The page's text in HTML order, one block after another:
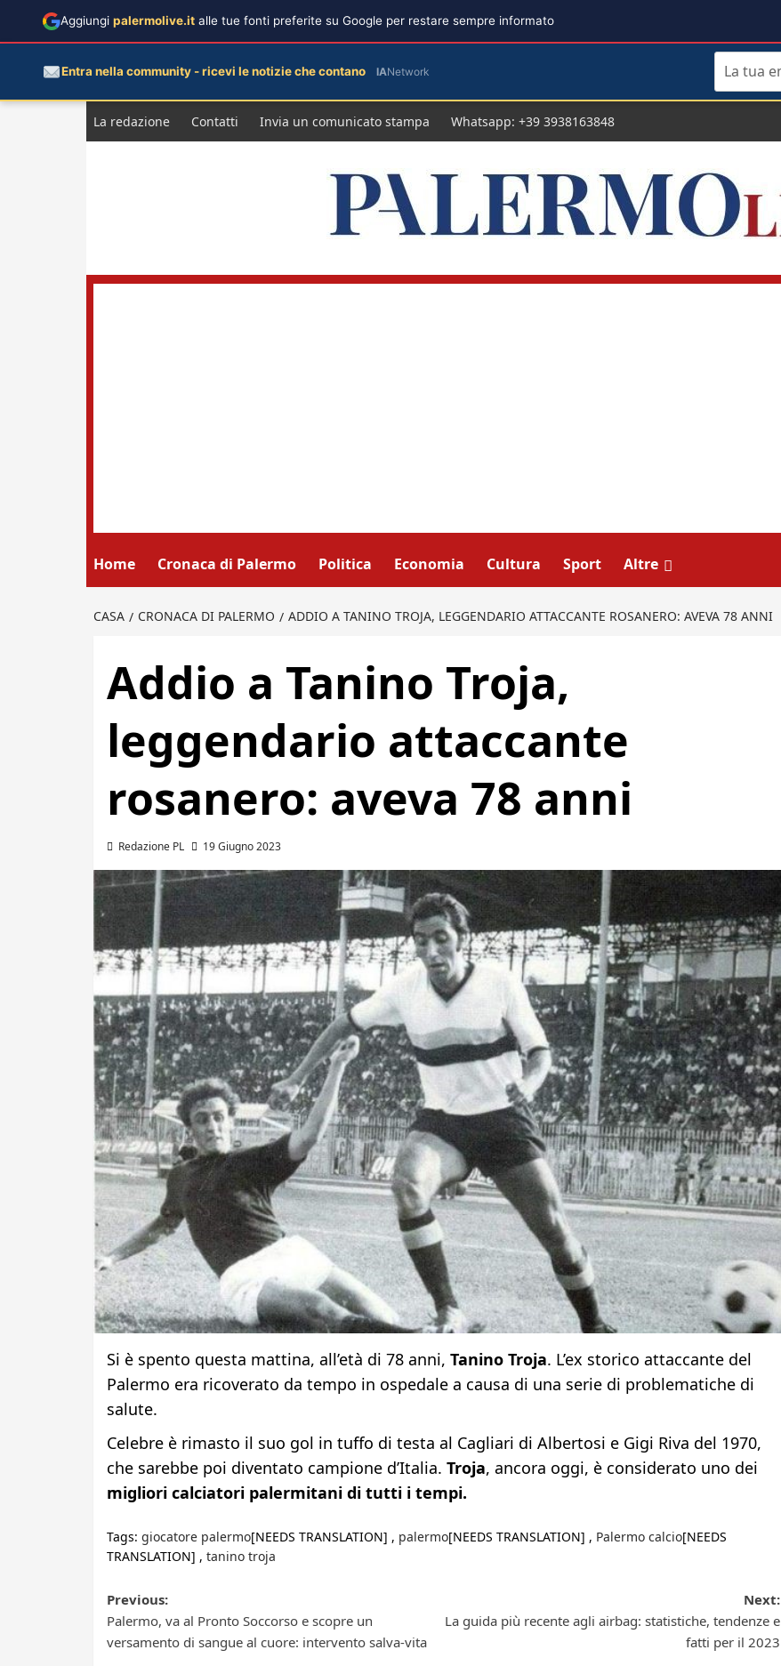
La redazione Contatti Invia un comunicato stampa Whatsapp: +39 3938163848
Home Cronaca di Palermo Politica Economia Cultura Sport Altre
CASA CRONACA DI PALERMO ADDIO A TANINO TROJA, LEGGENDARIO ATTACCANTE ROSANERO: AVEVA 78 ANNI
Addio a Tanino Troja,
leggendario attaccante
rosanero: aveva 78 anni
Redazione PL 19 Giugno 2023
Si è spento questa mattina, all’età di 78 anni, Tanino Troja. L’ex storico attaccante del
Palermo era ricoverato da tempo in ospedale a causa di una serie di problematiche di
salute.
Celebre è rimasto il suo gol in tuffo di testa al Cagliari di Albertosi e Gigi Riva del 1970,
che sarebbe poi diventato campione d’Italia. Troja, ancora oggi, è considerato uno dei
migliori calciatori palermitani di tutti i tempi.
Tags: giocatore palermo[NEEDS TRANSLATION] , palermo[NEEDS TRANSLATION] , Palermo calcio[NEEDS
TRANSLATION] , tanino troja
Post
navigation
Previous:
Palermo, va al Pronto Soccorso e scopre un
versamento di sangue al cuore: intervento salva-vita
Next:
La guida più recente agli airbag: statistiche, tendenze e
fatti per il 2023
Aggiungi palermolive.it alle tue fonti preferite su Google per restare sempre informato
Entra nella community - ricevi le notizie che contano IANetwork